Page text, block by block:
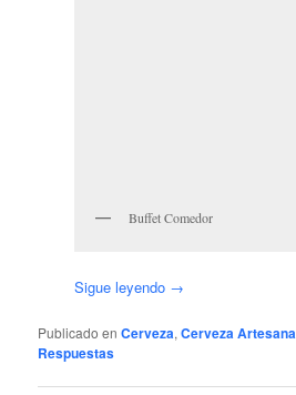
Buffet Comedor
Sigue leyendo →
Publicado en Cerveza,Cerveza Artesana
Respuestas